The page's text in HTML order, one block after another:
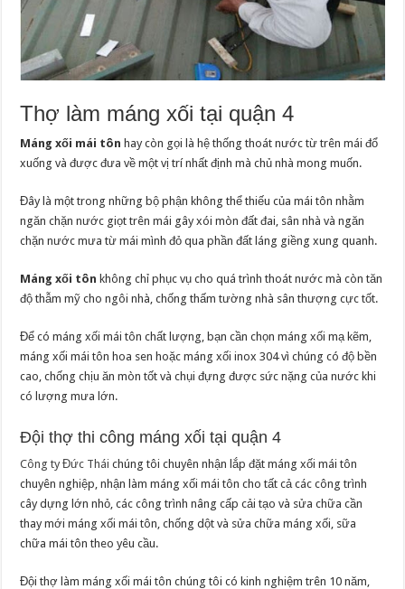
Thợ làm máng xối tại quận 4
Máng xối mái tôn hay còn gọi là hệ thống thoát nước từ trên mái đổ
xuống và được đưa về một vị trí nhất định mà chủ nhà mong muốn.
Đây là một trong những bộ phận không thể thiếu của mái tôn nhằm
ngăn chặn nước giọt trên mái gây xói mòn đất đai, sân nhà và ngăn
chặn nước mưa từ mái mình đỏ qua phần đất láng giềng xung quanh.
Máng xối tôn không chỉ phục vụ cho quá trình thoát nước mà còn tăn
độ thẫm mỹ cho ngôi nhà, chống thấm tường nhà sân thượng cực tốt.
Để có máng xối mái tôn chất lượng, bạn cần chọn máng xối mạ kẽm,
máng xối mái tôn hoa sen hoặc máng xối inox 304 vì chúng có độ bền
cao, chống chịu ăn mòn tốt và chụi đựng được sức nặng của nước khi
có lượng mưa lớn.
Đội thợ thi công máng xối tại quận 4
Công ty Đức Thái chúng tôi chuyên nhận lắp đặt máng xối mái tôn
chuyên nghiệp, nhận làm máng xối mái tôn cho tất cả các công trình
cây dựng lớn nhỏ, các công trình nâng cấp cải tạo và sửa chữa cần
thay mới máng xối mái tôn, chống dột và sửa chữa máng xối, sữa
chữa mái tôn theo yêu cầu.
Đội thợ làm máng xối mái tôn chúng tôi có kinh nghiệm trên 10 năm,